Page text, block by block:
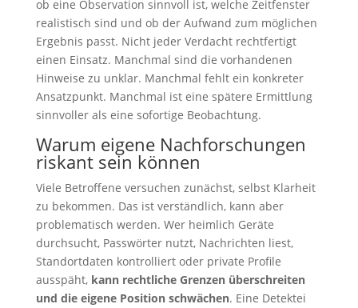
ob eine Observation sinnvoll ist, welche Zeitfenster
realistisch sind und ob der Aufwand zum möglichen
Ergebnis passt. Nicht jeder Verdacht rechtfertigt
einen Einsatz. Manchmal sind die vorhandenen
Hinweise zu unklar. Manchmal fehlt ein konkreter
Ansatzpunkt. Manchmal ist eine spätere Ermittlung
sinnvoller als eine sofortige Beobachtung.
Warum eigene Nachforschungen
riskant sein können
Viele Betroffene versuchen zunächst, selbst Klarheit
zu bekommen. Das ist verständlich, kann aber
problematisch werden. Wer heimlich Geräte
durchsucht, Passwörter nutzt, Nachrichten liest,
Standortdaten kontrolliert oder private Profile
ausspäht, kann rechtliche Grenzen überschreiten
und die eigene Position schwächen. Eine Detektei